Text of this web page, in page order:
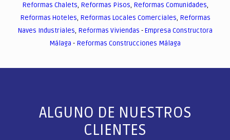
Reformas Chalets, Reformas Pisos, Reformas Comunidades,
Reformas Hoteles, Reformas Locales Comerciales, Reformas
Naves Industriales, Reformas Viviendas -Empresa Constructora
Málaga - Reformas Construcciones Málaga
ALGUNO DE NUESTROS
CLIENTES